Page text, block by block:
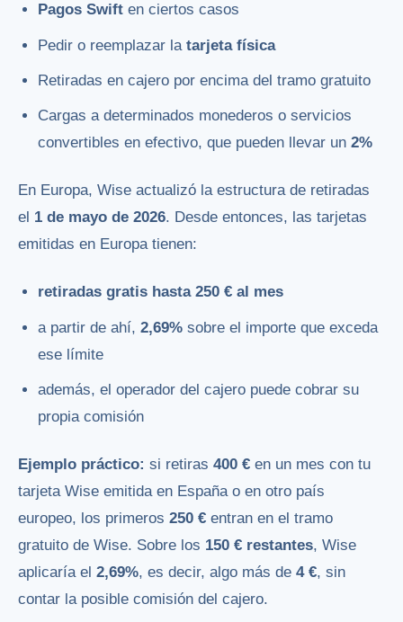
Pagos Swift en ciertos casos
Pedir o reemplazar latarjeta física
Retiradas en cajero por encima del tramo gratuito
Cargas a determinados monederos o servicios
convertibles en efectivo, que pueden llevar un2%
En Europa, Wise actualizó la estructura de retiradas
el 1 de mayo de 2026. Desde entonces, las tarjetas
emitidas en Europa tienen:
retiradas gratis hasta 250 € al mes
a partir de ahí,2,69% sobre el importe que exceda
ese límite
además, el operador del cajero puede cobrar su
propia comisión
Ejemplo práctico: si retiras 400 € en un mes con tu
tarjeta Wise emitida en España o en otro país
europeo, los primeros 250 € entran en el tramo
gratuito de Wise. Sobre los 150 € restantes, Wise
aplicaría el 2,69%, es decir, algo más de 4 €, sin
contar la posible comisión del cajero.